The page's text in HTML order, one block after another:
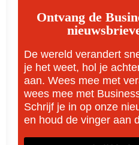
Ontvang de
De wereld verandert
je het weet, hol je
aan. Wees mee met
wees mee met
Schrijf je in op onze
en houd de vinger aan